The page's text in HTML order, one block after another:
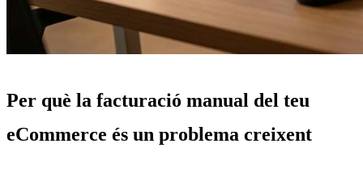
Per què la facturació manual del teu
eCommerce és un problema creixent